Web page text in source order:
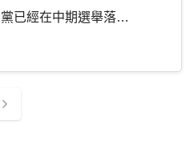
已經在中期選舉落…